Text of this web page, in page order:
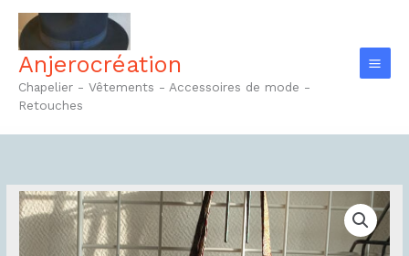
Aller
contenuAnjerocréation
Chapelier - Vêtements - Accessoires de mode -
Retouches
quantité
de